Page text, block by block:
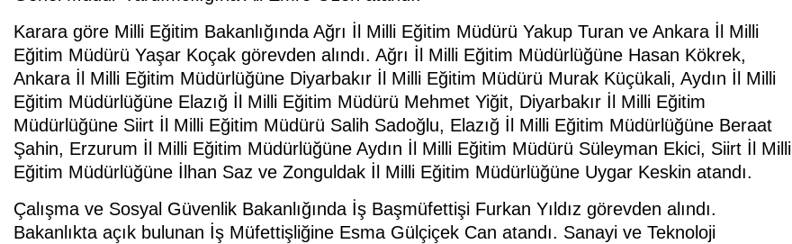
Karara göre Milli Eğitim Bakanlığında Ağrı İl Milli Eğitim Müdürü Yakup Turan ve Ankara İl Milli
Eğitim Müdürü Yaşar Koçak görevden alındı. Ağrı İl Milli Eğitim Müdürlüğüne Hasan Kökrek,
Ankara İl Milli Eğitim Müdürlüğüne Diyarbakır İl Milli Eğitim Müdürü Murak Küçükali, Aydın İl Milli
Eğitim Müdürlüğüne Elazığ İl Milli Eğitim Müdürü Mehmet Yiğit, Diyarbakır İl Milli Eğitim
Müdürlüğüne Siirt İl Milli Eğitim Müdürü Salih Sadoğlu, Elazığ İl Milli Eğitim Müdürlüğüne Beraat
Şahin, Erzurum İl Milli Eğitim Müdürlüğüne Aydın İl Milli Eğitim Müdürü Süleyman Ekici, Siirt İl Milli
Eğitim Müdürlüğüne İlhan Saz ve Zonguldak İl Milli Eğitim Müdürlüğüne Uygar Keskin atandı.
Çalışma ve Sosyal Güvenlik Bakanlığında İş Başmüfettişi Furkan Yıldız görevden alındı.
Bakanlıkta açık bulunan İş Müfettişliğine Esma Gülçiçek Can atandı. Sanayi ve Teknoloji